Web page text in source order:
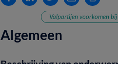
Valpartijen voorkomen
Algemeen